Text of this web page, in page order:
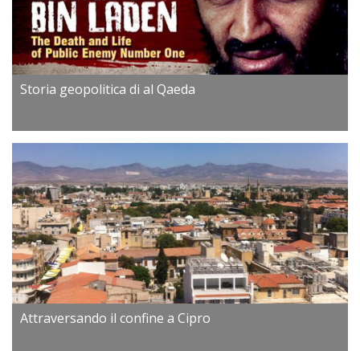
Storia geopolitica di al Qaeda
Attraversando il confine a Cipro